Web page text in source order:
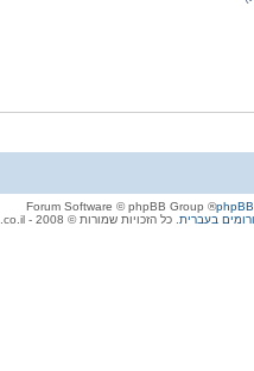
phpBB
® Forum Software © phpBB Group
. כל הזכויות שמורות © 2008 - phpBB.co.il.